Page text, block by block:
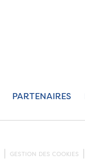
PARTENAIRES
GESTION DES COOKIES